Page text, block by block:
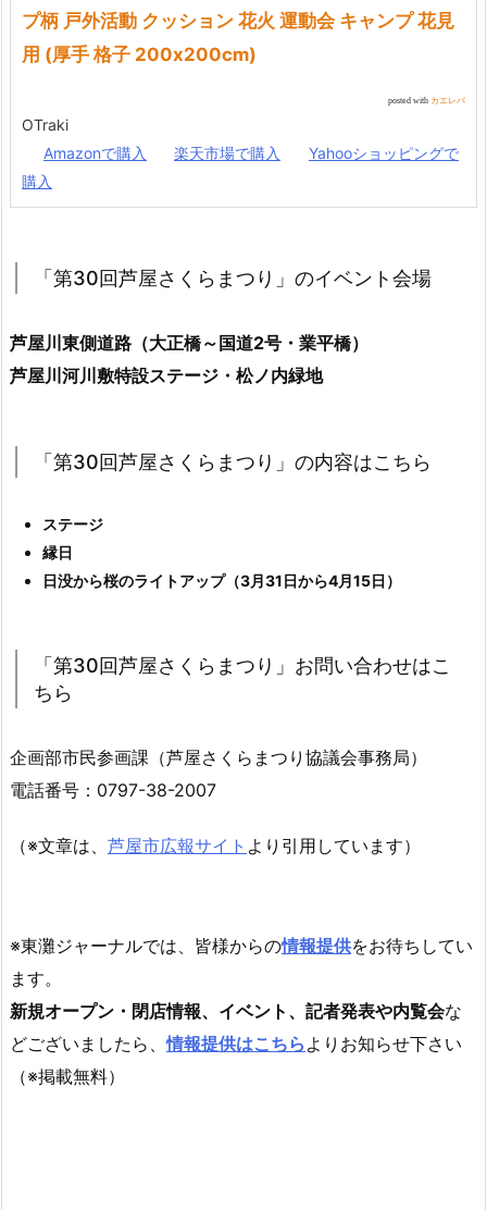
プ柄 戸外活動 クッション 花火 運動会 キャンプ 花見
用 (厚手 格子 200x200cm)
posted with カエレバ
OTraki
Amazonで購入
楽天市場で購入
Yahooショッピングで
購入
「第30回芦屋さくらまつり」のイベント会場
芦屋川東側道路（大正橋～国道2号・業平橋）
芦屋川河川敷特設ステージ・松ノ内緑地
「第30回芦屋さくらまつり」の内容はこちら
ステージ
縁日
日没から桜のライトアップ（3月31日から4月15日）
「第30回芦屋さくらまつり」お問い合わせはこ
ちら
企画部市民参画課（芦屋さくらまつり協議会事務局）
電話番号：0797-38-2007
（※文章は、 芦屋市広報サイト より引用しています）
※東灘ジャーナルでは、皆様からの情報提供をお待ちしてい
ます。
新規オープン・閉店情報、イベント、記者発表や内覧会な
どございましたら、情報提供はこちら よりお知らせ下さい
（※掲載無料）